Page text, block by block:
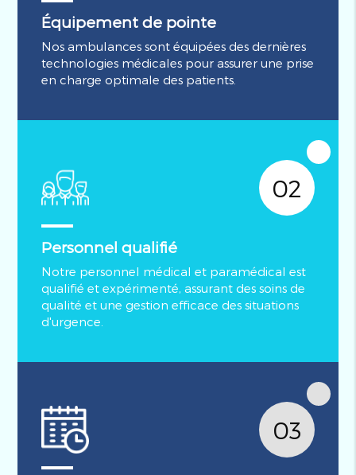
Équipement de pointe
Nos ambulances sont équipées des dernières
technologies médicales pour assurer une prise
en charge optimale des patients.
02
Personnel qualifié
Notre personnel médical et paramédical est
qualifié et expérimenté, assurant des soins de
qualité et une gestion efficace des situations
d'urgence.
03